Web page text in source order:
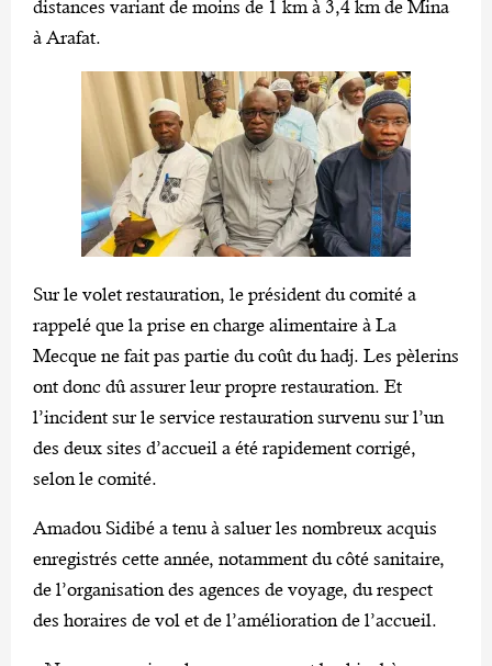
distances variant de moins de 1 km à 3,4 km de Mina
à Arafat.
Sur le volet restauration, le président du comité a
rappelé que la prise en charge alimentaire à La
Mecque ne fait pas partie du coût du hadj. Les pèlerins
ont donc dû assurer leur propre restauration. Et
l’incident sur le service restauration survenu sur l’un
des deux sites d’accueil a été rapidement corrigé,
selon le comité.
Amadou Sidibé a tenu à saluer les nombreux acquis
enregistrés cette année, notamment du côté sanitaire,
de l’organisation des agences de voyage, du respect
des horaires de vol et de l’amélioration de l’accueil.